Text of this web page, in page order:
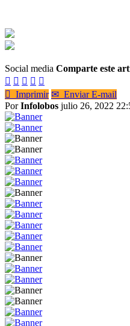
Social media Comparte este
    
 Imprimir ✉ Enviar E-mail
PorInfolobos julio 26, 2022